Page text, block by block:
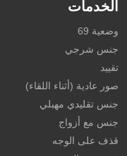
الخدمات
وضعية 69
جنس شرجي
تقييد
صور عادية (أثناء اللقاء)
جنس تقليدي مهبلي
جنس مع أزواج
قذف على الوجه